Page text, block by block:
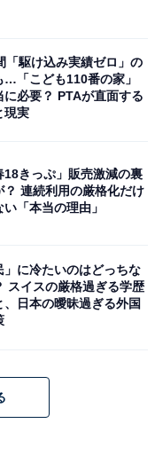
で、毎日のお買いも
届け。編集部員によ
ビューの絶景リゾート
「駆け込み実績ゼロ」の
…「こども110番の家」
に必要？ PTAが直面する
現実
18きっぷ」販売激減の裏
？ 連続利用の厳格化だけ
い「本当の理由」
」に冷たいのはどっちな
スイスの厳格過ぎる学歴
、日本の曖昧過ぎる外国